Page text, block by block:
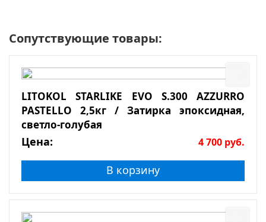
Сопутствующие товары:
LITOKOL STARLIKE EVO S.300 AZZURRO
PASTELLO 2,5кг / Затирка эпоксидная,
светло-голубая
Цена: 4 700 руб.
В корзину